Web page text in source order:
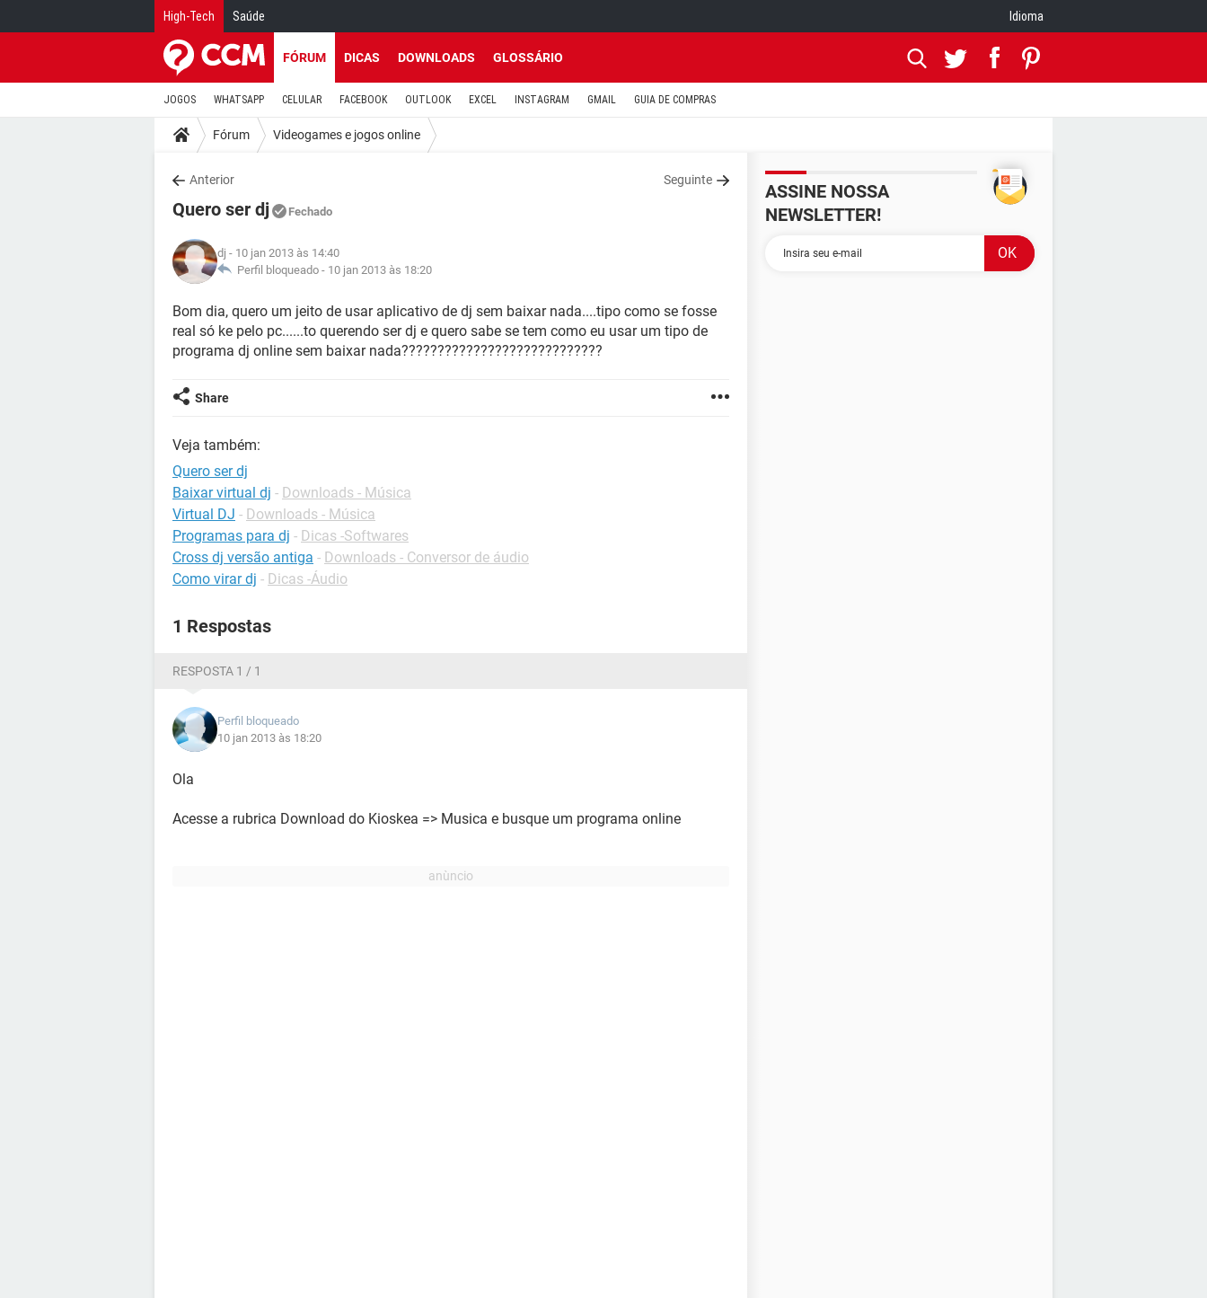
High-Tech Saúde Idioma
FÓRUM DICAS DOWNLOADS GLOSSÁRIO
JOGOS WHATSAPP CELULAR FACEBOOK OUTLOOK EXCEL INSTAGRAM GMAIL GUIA DE COMPRAS
Fórum Videogames e jogos online
Anterior Seguinte
Quero ser dj Fechado
dj - 10 jan 2013 às 14:40
Perfil bloqueado - 10 jan 2013 às 18:20
Bom dia, quero um jeito de usar aplicativo de dj sem baixar nada....tipo como se fosse
real só ke pelo pc......to querendo ser dj e quero sabe se tem como eu usar um tipo de
programa dj online sem baixar nada????????????????????????????
Share
Veja também:
Quero ser dj
Baixar virtual dj - Downloads - Música
Virtual DJ - Downloads - Música
Programas para dj - Dicas -Softwares
Cross dj versão antiga - Downloads - Conversor de áudio
Como virar dj - Dicas -Áudio
1 Respostas
RESPOSTA 1 / 1
Perfil bloqueado
10 jan 2013 às 18:20
Ola
Acesse a rubrica Download do Kioskea => Musica e busque um programa online
ASSINE NOSSA
NEWSLETTER!